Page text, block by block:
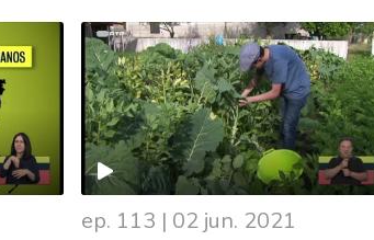
ep. 113 | 02 jun. 2021